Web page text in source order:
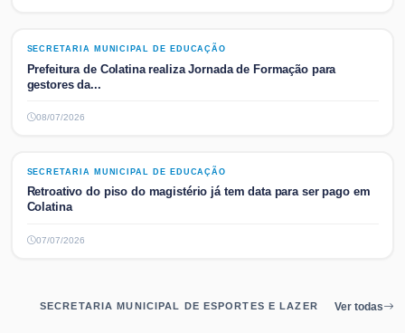
SECRETARIA MUNICIPAL DE EDUCAÇÃO
SECRETARIA MUNICIPAL DE EDUCAÇÃO
Prefeitura de Colatina realiza Jornada de Formação para
gestores da...
08/07/2026
SECRETARIA MUNICIPAL DE EDUCAÇÃO
SECRETARIA MUNICIPAL DE EDUCAÇÃO
Retroativo do piso do magistério já tem data para ser pago em
Colatina
07/07/2026
SECRETARIA MUNICIPAL DE ESPORTES E LAZER Ver todas